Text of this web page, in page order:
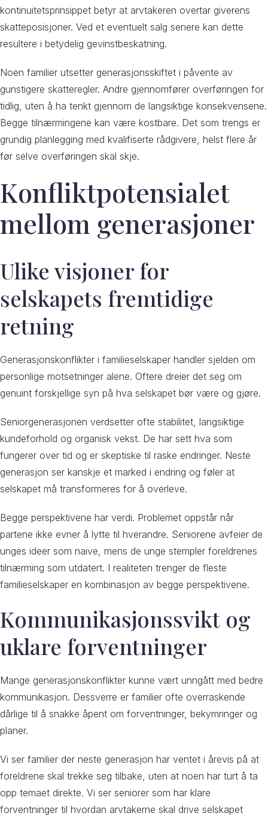
kontinuitetsprinsippet betyr at arvtakeren overtar giverens
skatteposisjoner. Ved et eventuelt salg senere kan dette
resultere i betydelig gevinstbeskatning.
Noen familier utsetter generasjonsskiftet i påvente av
gunstigere skatteregler. Andre gjennomfører overføringen for
tidlig, uten å ha tenkt gjennom de langsiktige konsekvensene.
Begge tilnærmingene kan være kostbare. Det som trengs er
grundig planlegging med kvalifiserte rådgivere, helst flere år
før selve overføringen skal skje.
Konfliktpotensialet
mellom generasjoner
Ulike visjoner for
selskapets fremtidige
retning
Generasjonskonflikter i familieselskaper handler sjelden om
personlige motsetninger alene. Oftere dreier det seg om
genuint forskjellige syn på hva selskapet bør være og gjøre.
Seniorgenerasjonen verdsetter ofte stabilitet, langsiktige
kundeforhold og organisk vekst. De har sett hva som
fungerer over tid og er skeptiske til raske endringer. Neste
generasjon ser kanskje et marked i endring og føler at
selskapet må transformeres for å overleve.
Begge perspektivene har verdi. Problemet oppstår når
partene ikke evner å lytte til hverandre. Seniorene avfeier de
unges ideer som naive, mens de unge stempler foreldrenes
tilnærming som utdatert. I realiteten trenger de fleste
familieselskaper en kombinasjon av begge perspektivene.
Kommunikasjonssvikt og
uklare forventninger
Mange generasjonskonflikter kunne vært unngått med bedre
kommunikasjon. Dessverre er familier ofte overraskende
dårlige til å snakke åpent om forventninger, bekymringer og
planer.
Vi ser familier der neste generasjon har ventet i årevis på at
foreldrene skal trekke seg tilbake, uten at noen har turt å ta
opp temaet direkte. Vi ser seniorer som har klare
forventninger til hvordan arvtakerne skal drive selskapet